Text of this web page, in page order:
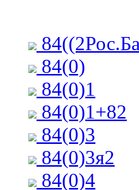
84(0)
84(0)1
84(0)1+82
84(0)3
84(0)3я2
84(0)4